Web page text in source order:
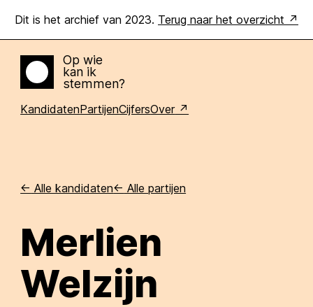
Dit is het archief van 2023. Terug naar het overzicht
Home
Op wie
kan ik
stemmen?
KandidatenPartijenCijfersOver
<- Alle kandidaten<- Alle partijen
Merlien
Welzijn